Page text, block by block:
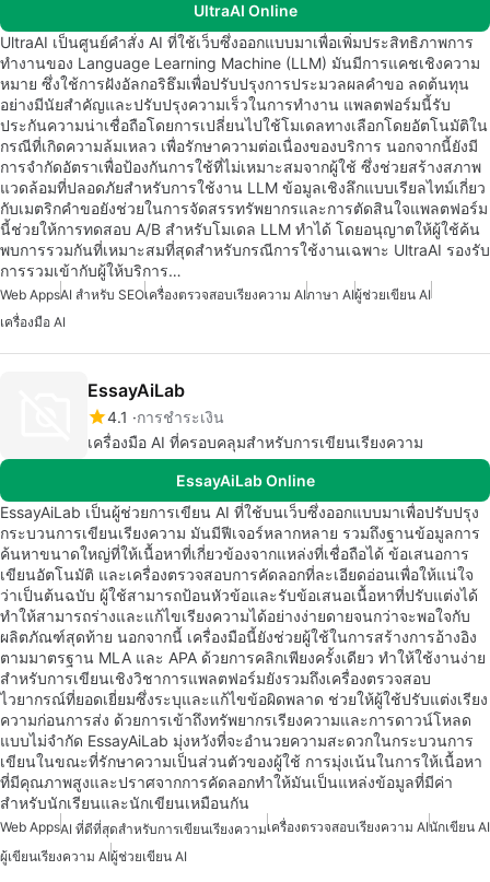
UltraAI Online
UltraAI เป็นศูนย์คำสั่ง AI ที่ใช้เว็บซึ่งออกแบบมาเพื่อเพิ่มประสิทธิภาพการ
ทำงานของ Language Learning Machine (LLM) มันมีการแคชเชิงความ
หมาย ซึ่งใช้การฝังอัลกอริธึมเพื่อปรับปรุงการประมวลผลคำขอ ลดต้นทุน
อย่างมีนัยสำคัญและปรับปรุงความเร็วในการทำงาน แพลตฟอร์มนี้รับ
ประกันความน่าเชื่อถือโดยการเปลี่ยนไปใช้โมเดลทางเลือกโดยอัตโนมัติใน
กรณีที่เกิดความล้มเหลว เพื่อรักษาความต่อเนื่องของบริการ นอกจากนี้ยังมี
การจำกัดอัตราเพื่อป้องกันการใช้ที่ไม่เหมาะสมจากผู้ใช้ ซึ่งช่วยสร้างสภาพ
แวดล้อมที่ปลอดภัยสำหรับการใช้งาน LLM ข้อมูลเชิงลึกแบบเรียลไทม์เกี่ยว
กับเมตริกคำขอยังช่วยในการจัดสรรทรัพยากรและการตัดสินใจแพลตฟอร์ม
นี้ช่วยให้การทดสอบ A/B สำหรับโมเดล LLM ทำได้ โดยอนุญาตให้ผู้ใช้ค้น
พบการรวมกันที่เหมาะสมที่สุดสำหรับกรณีการใช้งานเฉพาะ UltraAI รองรับ
การรวมเข้ากับผู้ให้บริการ…
Web AppsAI สำหรับ SEOเครื่องตรวจสอบเรียงความ AIภาษา AIผู้ช่วยเขียน AI
เครื่องมือ AI
EssayAiLab
4.1
การชำระเงิน
เครื่องมือ AI ที่ครอบคลุมสำหรับการเขียนเรียงความ
EssayAiLab Online
EssayAiLab เป็นผู้ช่วยการเขียน AI ที่ใช้บนเว็บซึ่งออกแบบมาเพื่อปรับปรุง
กระบวนการเขียนเรียงความ มันมีฟีเจอร์หลากหลาย รวมถึงฐานข้อมูลการ
ค้นหาขนาดใหญ่ที่ให้เนื้อหาที่เกี่ยวข้องจากแหล่งที่เชื่อถือได้ ข้อเสนอการ
เขียนอัตโนมัติ และเครื่องตรวจสอบการคัดลอกที่ละเอียดอ่อนเพื่อให้แน่ใจ
ว่าเป็นต้นฉบับ ผู้ใช้สามารถป้อนหัวข้อและรับข้อเสนอเนื้อหาที่ปรับแต่งได้
ทำให้สามารถร่างและแก้ไขเรียงความได้อย่างง่ายดายจนกว่าจะพอใจกับ
ผลิตภัณฑ์สุดท้าย นอกจากนี้ เครื่องมือนี้ยังช่วยผู้ใช้ในการสร้างการอ้างอิง
ตามมาตรฐาน MLA และ APA ด้วยการคลิกเพียงครั้งเดียว ทำให้ใช้งานง่าย
สำหรับการเขียนเชิงวิชาการแพลตฟอร์มยังรวมถึงเครื่องตรวจสอบ
ไวยากรณ์ที่ยอดเยี่ยมซึ่งระบุและแก้ไขข้อผิดพลาด ช่วยให้ผู้ใช้ปรับแต่งเรียง
ความก่อนการส่ง ด้วยการเข้าถึงทรัพยากรเรียงความและการดาวน์โหลด
แบบไม่จำกัด EssayAiLab มุ่งหวังที่จะอำนวยความสะดวกในกระบวนการ
เขียนในขณะที่รักษาความเป็นส่วนตัวของผู้ใช้ การมุ่งเน้นในการให้เนื้อหา
ที่มีคุณภาพสูงและปราศจากการคัดลอกทำให้มันเป็นแหล่งข้อมูลที่มีค่า
สำหรับนักเรียนและนักเขียนเหมือนกัน
Web AppsAI ที่ดีที่สุดสำหรับการเขียนเรียงความเครื่องตรวจสอบเรียงความ AIนักเขียน AI
ผู้เขียนเรียงความ AIผู้ช่วยเขียน AI